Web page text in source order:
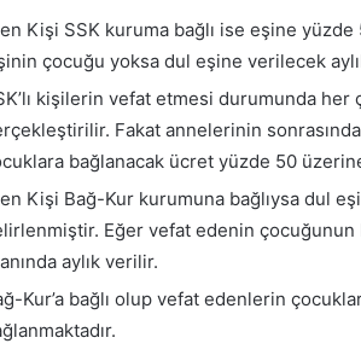
Kişi SSK kuruma bağlı ise eşine yüzde
çocuğu yoksa dul eşine verilecek
kişilerin vefat etmesi durumunda her
Fakat annelerinin
bağlanacak ücret yüzde 50
Kişi Bağ-Kur kurumuna bağlıysa dul
Eğer vefat edenin
aylık verilir.
Kur’a bağlı olup vefat edenlerin